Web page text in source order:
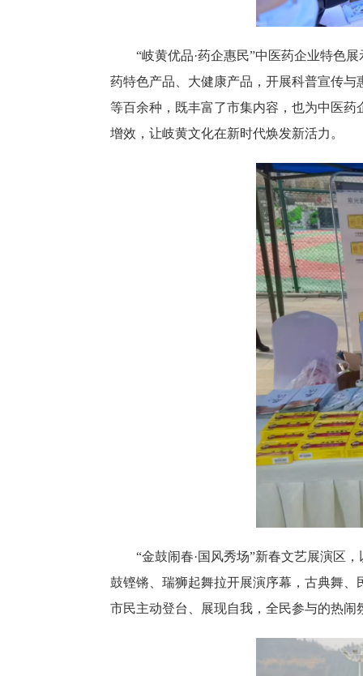
“岐黄优品·药企惠民”中医药企业特色
药特色产品、大健康产品，开展科普宣传
等百余种，既丰富了市集内容，也为中医
增效，让岐黄文化在新时代焕发新活力。
“金鼓闹春·国风秀场”新春文艺展演区
鼓铿锵、瑞狮起舞拉开展演序幕，古典舞
市民主动登台、展现自我，全民参与的热